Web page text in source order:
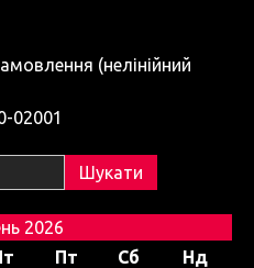
(нелінійний
02001
2026
Пт Сб
Нд